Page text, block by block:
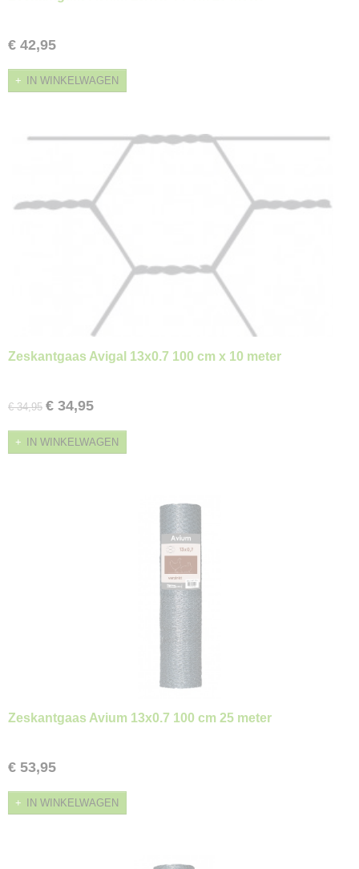
€ 42,95
IN WINKELWAGEN
Zeskantgaas Avigal 13x0.7 100 cm x 10 meter
€ 34,95 € 34,95
IN WINKELWAGEN
Zeskantgaas Avium 13x0.7 100 cm 25 meter
€ 53,95
IN WINKELWAGEN